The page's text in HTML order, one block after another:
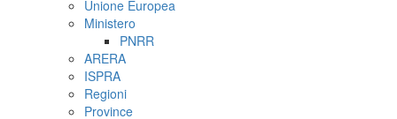
Unione Europea
Ministero
PNRR
ARERA
ISPRA
Regioni
Province